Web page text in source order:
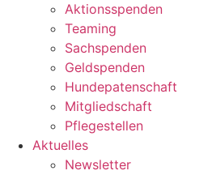
Aktionsspenden
Teaming
Sachspenden
Geldspenden
Hundepatenschaft
Mitgliedschaft
Pflegestellen
Aktuelles
Newsletter